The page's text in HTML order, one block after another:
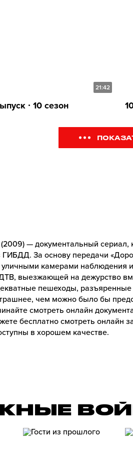
21:42
∙ 10 сезон
— документальный сериал,
ГИБДД. За основу передачи
камерами наблюдения
выезжающей на дежурство
пешеходы,
чем можно было бы
смотреть онлайн
бесплатно смотреть
в хорошем качестве.